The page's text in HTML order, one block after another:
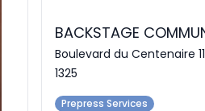
BACKSTAGE
Boulevard du Centenaire
1325
Prepress Services